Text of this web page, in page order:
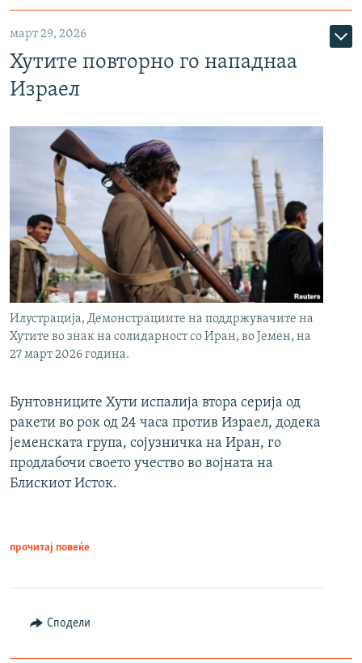
март 29, 2026
Хутите повторно го нападнаа
Израел
Илустрација, Демонстрациите на поддржувачите на
Хутите во знак на солидарност со Иран, во Јемен, на
27 март 2026 година.
Бунтовниците Хути испалија втора серија од
ракети во рок од 24 часа против Израел, додека
јеменската група, сојузничка на Иран, го
продлабочи своето учество во војната на
Блискиот Исток.
прочитај повеќе
Сподели